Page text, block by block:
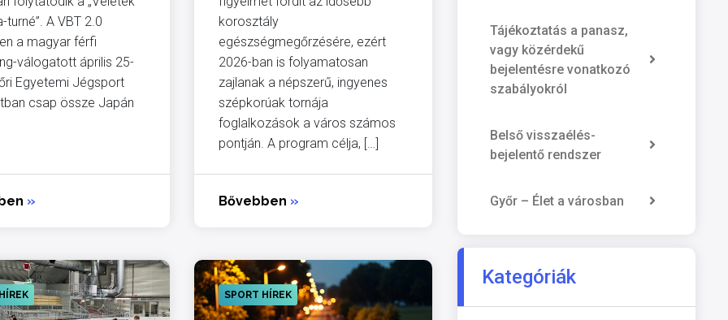
turné”. A VBT 2.0
a magyar férfi
válogatott április 25-
Egyetemi Jégsport
csap össze Japán
»
korosztály
egészségmegőrzésére, ezért
2026-ban is folyamatosan
zajlanak a népszerű, ingyenes
szépkorúak tornája
foglalkozások a város számos
pontján. A program célja, […]
Bővebben »
SPORT HÍREK
Tájékoztatás a panasz,
vagy közérdekű
bejelentésre vonatkozó
szabályokról
Belső visszaélés-
bejelentő rendszer
Győr – Élet a városban
Kategóriák